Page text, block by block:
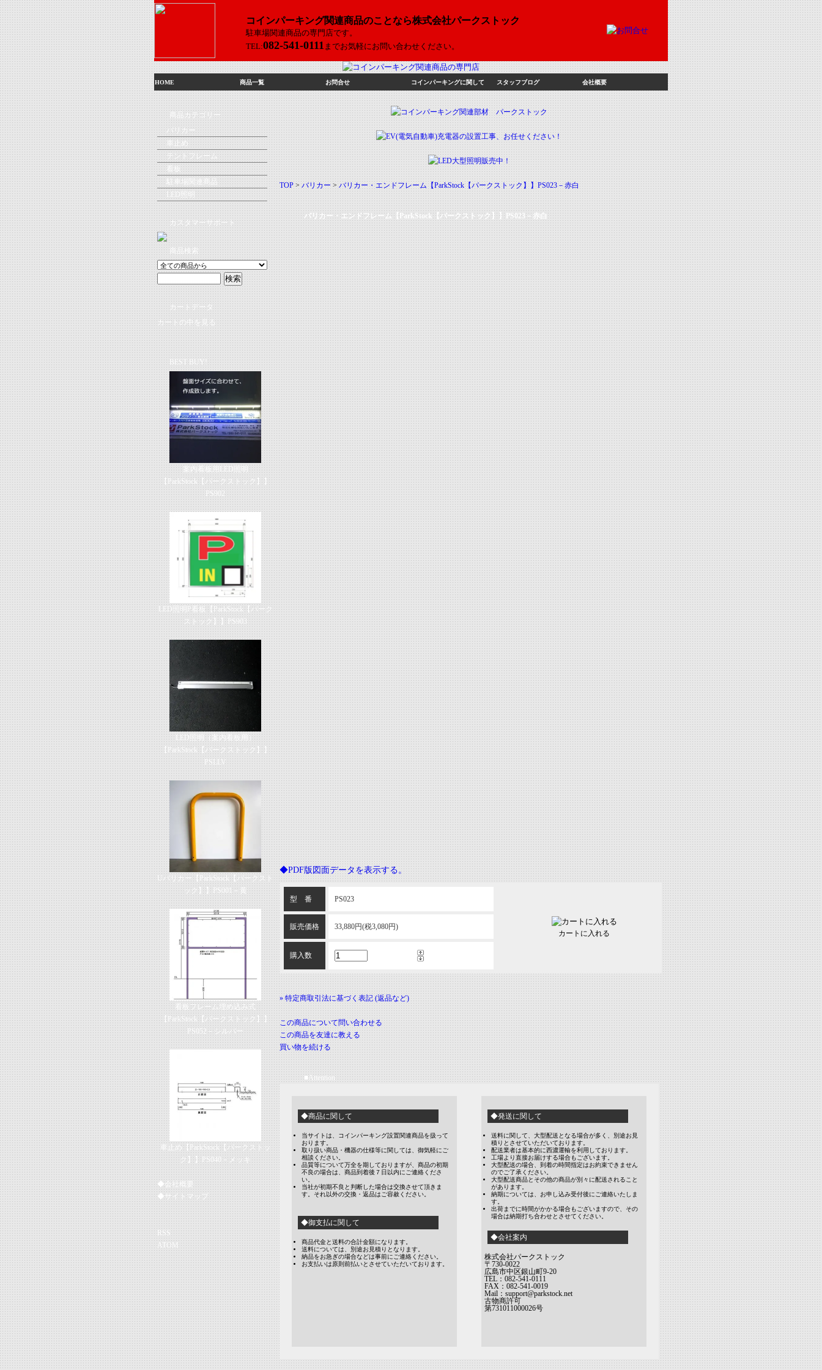
コインパーキング関連商品のことなら株式会社パークストック
駐車場関連商品の専門店です。
TEL:082-541-0111 までお気軽にお問い合わせください。
HOME 商品一覧 お問合せ コインパーキングに関して スタッフブログ 会社概要
商品カテゴリー
バリカー
車止め
テントフレーム
看板
駐車場関連商品
LED照明
カスタマーサポート
商品検索
カートデータ
カートの中を見る
BEST BUY!
案内看板用LED照明
【ParkStock【パークストック】】
PS902
LED照明P看板【ParkStock【パーク
ストック】】PS903
LED照明（案内看板用）
【ParkStock【パークストック】】
PSLLV
Uバリカー【ParkStock【パークスト
ック】】PS001－黄
看板フレーム埋め込み式
【ParkStock【パークストック】】
PS052－シルバー
車止め【ParkStock【パークストッ
ク】】PS040－メッキ
◆会社概要
◆サイトマップ
RSS
ATOM
TOP>バリカー >バリカー・エンドフレーム【ParkStock【パークストック】】PS023－赤白
バリカー・エンドフレーム【ParkStock【パークストック】】PS023－赤白
◆PDF版図面データを表示する。
型 番 PS023
販売価格 33,880円(税3,080円)
購入数
カートに入れる
» 特定商取引法に基づく表記 (返品など)
この商品について問い合わせる
この商品を友達に教える
買い物を続ける
■Attention
◆商品に関して
当サイトは、コインパーキング設置関連商品を扱って
おります。
取り扱い商品・機器の仕様等に関しては、御気軽にご
相談ください。
品質等について万全を期しておりますが、商品の初期
不良の場合は、商品到着後７日以内にご連絡くださ
い。
当社が初期不良と判断した場合は交換させて頂きま
す。それ以外の交換・返品はご容赦ください。
◆御支払に関して
商品代金と送料の合計金額になります。
送料については、別途お見積りとなります。
納品をお急ぎの場合などは事前にご連絡ください。
お支払いは原則前払いとさせていただいております。
◆発送に関して
送料に関して、大型配送となる場合が多く、別途お見
積りとさせていただいております。
配送業者は基本的に西濃運輸を利用しております。
工場より直接お届けする場合もございます。
大型配送の場合、到着の時間指定はお約束できません
のでご了承ください。
大型配送商品とその他の商品が別々に配送されること
があります。
納期については、お申し込み受付後にご連絡いたしま
す。
出荷までに時間がかかる場合もございますので、その
場合は納期打ち合わせとさせてください。
◆会社案内
株式会社パークストック
〒730-0022
広島市中区銀山町9-20
TEL：082-541-0111
FAX：082-541-0019
Mail：support@parkstock.net
古物商許可
第731011000026号